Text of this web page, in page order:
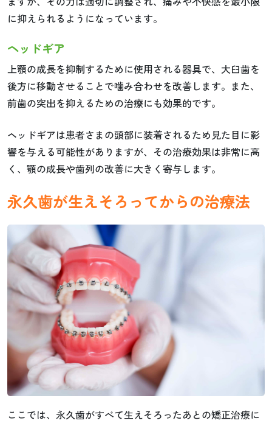
に抑えられるようになっています。
ヘッドギア
上顎の成長を抑制するために使用される器具で、大臼歯を
後方に移動させることで噛み合わせを改善します。また、
前歯の突出を抑えるための治療にも効果的です。
ヘッドギアは患者さまの頭部に装着されるため見た目に影
響を与える可能性がありますが、その治療効果は非常に高
く、顎の成長や歯列の改善に大きく寄与します。
永久歯が生えそろってからの治療法
ここでは、永久歯がすべて生えそろったあとの矯正治療に